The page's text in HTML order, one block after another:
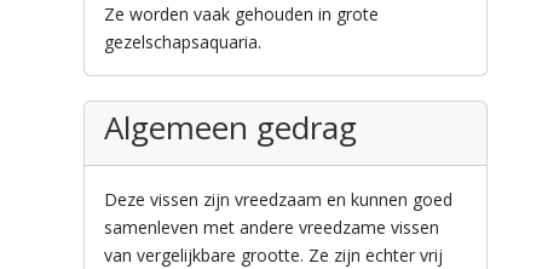
Ze worden vaak gehouden in grote
gezelschapsaquaria.
Algemeen gedrag
Deze vissen zijn vreedzaam en kunnen goed
samenleven met andere vreedzame vissen
van vergelijkbare grootte. Ze zijn echter vrij